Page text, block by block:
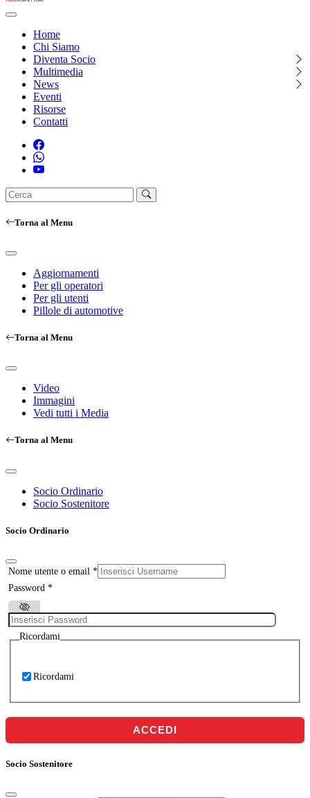
Home
Chi Siamo
Diventa Socio
Multimedia
News
Eventi
Risorse
Contatti
Torna al Menu
Aggiornamenti
Per gli operatori
Per gli utenti
Pillole di automotive
Torna al Menu
Video
Immagini
Vedi tutti i Media
Torna al Menu
Socio Ordinario
Socio Sostenitore
Socio Ordinario
Nome utente o email *
Password *
Ricordami
Ricordami
ACCEDI
Socio Sostenitore